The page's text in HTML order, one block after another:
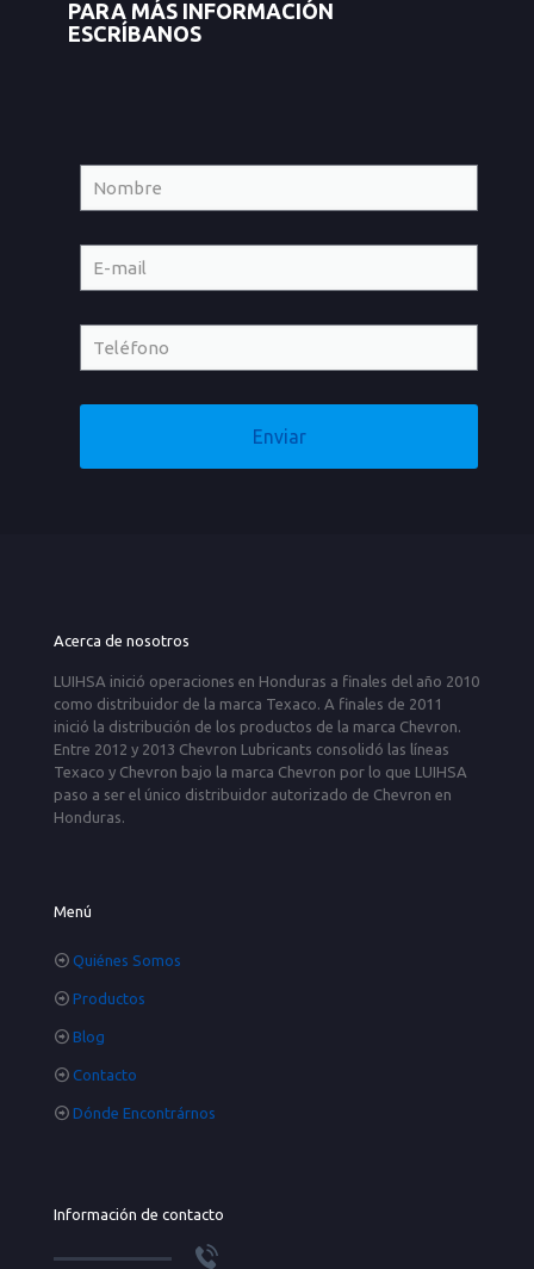
PARA MÁS INFORMACIÓN
ESCRÍBANOS
Acerca de nosotros
LUIHSA inició operaciones en Honduras a finales del año 2010
como distribuidor de la marca Texaco. A finales de 2011
inició la distribución de los productos de la marca Chevron.
Entre 2012 y 2013 Chevron Lubricants consolidó las líneas
Texaco y Chevron bajo la marca Chevron por lo que LUIHSA
paso a ser el único distribuidor autorizado de Chevron en
Honduras.
Menú
Quiénes Somos
Productos
Blog
Contacto
Dónde Encontrárnos
Información de contacto